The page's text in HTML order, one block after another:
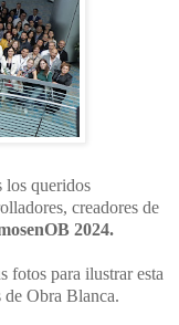
queridos
creadores de
2024.
fotos para ilustrar esta
de Obra Blanca.